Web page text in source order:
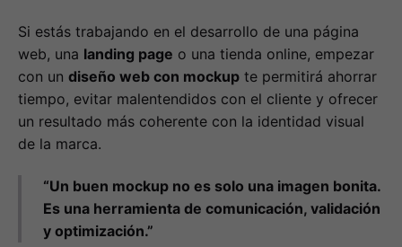
Si estás trabajando en el desarrollo de una página
web, una landing page o una tienda online, empezar
con un diseño web con mockup te permitirá ahorrar
tiempo, evitar malentendidos con el cliente y ofrecer
un resultado más coherente con la identidad visual
de la marca.
“Un buen mockup no es solo una imagen bonita.
Es una herramienta de comunicación, validación
y optimización.”